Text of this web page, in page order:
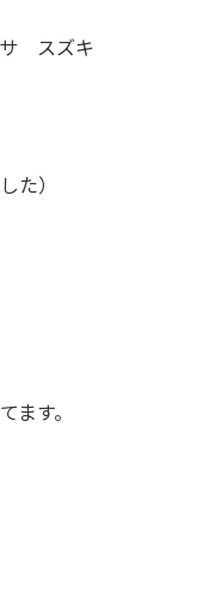
スズキ
た）
す。